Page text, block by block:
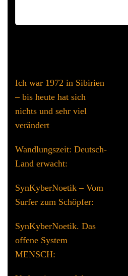
Ich war 1972 in Sibirien
– bis heute hat sich
nichts und sehr viel
verändert
Wandlungszeit: Deutsch-
Land erwacht:
SynKyberNoetik – Vom
Surfer zum Schöpfer:
SynKyberNoetik. Das
offene System
MENSCH: